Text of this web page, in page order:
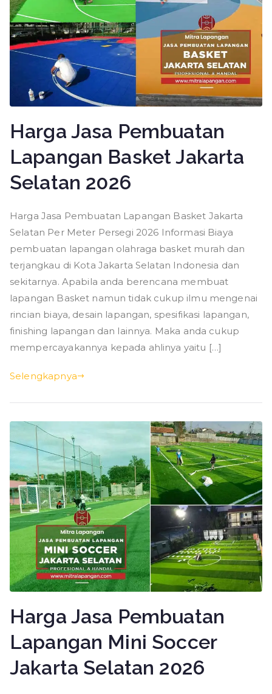
Harga Jasa Pembuatan
Lapangan Basket Jakarta
Selatan 2026
Harga Jasa Pembuatan Lapangan Basket Jakarta
Selatan Per Meter Persegi 2026 Informasi Biaya
pembuatan lapangan olahraga basket murah dan
terjangkau di Kota Jakarta Selatan Indonesia dan
sekitarnya. Apabila anda berencana membuat
lapangan Basket namun tidak cukup ilmu mengenai
rincian biaya, desain lapangan, spesifikasi lapangan,
finishing lapangan dan lainnya. Maka anda cukup
mempercayakannya kepada ahlinya yaitu […]
Selengkapnya
Harga Jasa Pembuatan
Lapangan Mini Soccer
Jakarta Selatan 2026